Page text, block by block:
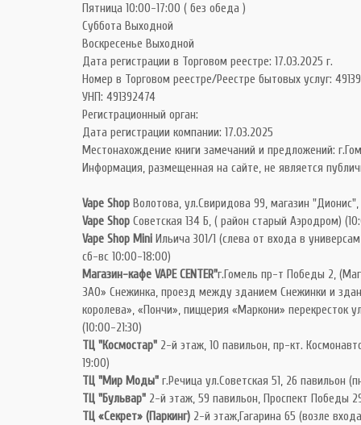
Пятница 10:00-17:00 ( без обеда )
Суббота Выходной
Воскресенье Выходной
Дата регистрации в Торговом реестре: 17.03.2025 г.
Номер в Торговом реестре/Реестре бытовых услуг:
УНП: 491392474
Регистрационный орган:
Дата регистрации компании: 17.03.2025
Местонахождение книги замечаний и предложений:
Информация, размещенная на сайте, не является
Vape Shop Волотова, ул.Свиридова 99, магазин
Vape Shop Советская 134 Б, ( район старый Аэродром)
Vape Shop Mini Ильича 301/1 (слева от входа в
сб-вс 10:00-18:00)
Магазин-кафе VAPE CENTER"г.Гомель пр-т Победы 2,
ЗАО» Снежинка, проезд между зданием Снежинки и
королева», «Пончи», пиццерия «Маркони» перекресток
(10:00-21:30)
ТЦ "Космостар" 2-й этаж, 10 павильон, пр-кт.
19:00)
ТЦ "Мир Моды" г.Речица ул.Советская 51, 26 павильон
ТЦ "Бульвар" 2-й этаж, 59 павильон, Проспект Победы
ТЦ «Секрет» (Паркинг) 2-й этаж,Гагарина 65 (возле